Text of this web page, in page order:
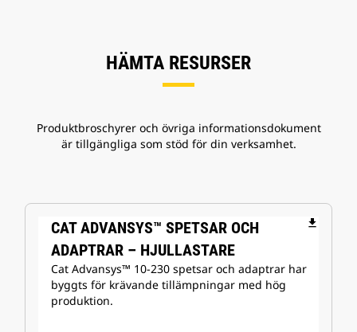
HÄMTA RESURSER
Produktbroschyrer och övriga informationsdokument
är tillgängliga som stöd för din verksamhet.
CAT ADVANSYS™ SPETSAR OCH
ADAPTRAR – HJULLASTARE
file_download
Cat Advansys™ 10-230 spetsar och adaptrar har
byggts för krävande tillämpningar med hög
produktion.